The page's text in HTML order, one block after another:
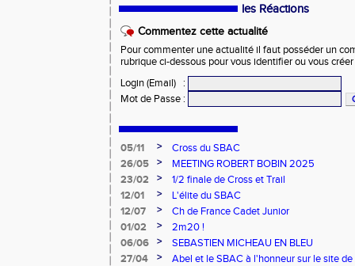
les Réactions
Commentez cette actualité
Pour commenter une actualité il faut posséder un
rubrique ci-dessous pour vous identifier ou vous
Login (Email)
:
Mot de Passe :
05/11 >
Cross du SBAC
26/05
>
MEETING ROBERT BOBIN 2025
23/02
>
1/2 finale de Cross et Trail
12/01
>
L'élite du SBAC
12/07
>
Ch de France Cadet Junior
01/02
>
2m20 !
06/06
>
SEBASTIEN MICHEAU EN BLEU
27/04
>
Abel et le SBAC à l'honneur sur le site